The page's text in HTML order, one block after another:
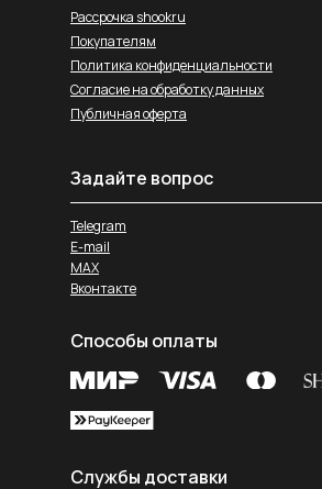
Рассрочка shookru
Покупателям
Политика конфиденциальности
Согласие на обработку данных
Публичная оферта
Задайте вопрос
Telegram
E-mail
MAX
Вконтакте
Службы доставки
Способы оплаты